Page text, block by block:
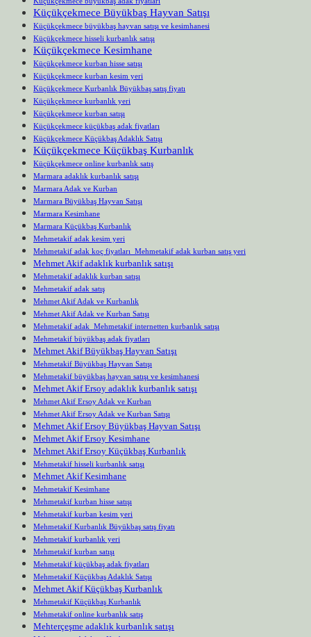
Küçükçekmece Büyükbaş Hayvan Satışı
Küçükçekmece büyükbaş hayvan satışı ve kesimhanesi
Küçükçekmece hisseli kurbanlık satışı
Küçükçekmece Kesimhane
Küçükçekmece kurban hisse satışı
Küçükçekmece kurban kesim yeri
Küçükçekmece Kurbanlık Büyükbaş satış fiyatı
Küçükçekmece kurbanlık yeri
Küçükçekmece kurban satışı
Küçükçekmece küçükbaş adak fiyatları
Küçükçekmece Küçükbaş Adaklık Satışı
Küçükçekmece Küçükbaş Kurbanlık
Küçükçekmece online kurbanlık satış
Marmara adaklık kurbanlık satışı
Marmara Adak ve Kurban
Marmara Büyükbaş Hayvan Satışı
Marmara Kesimhane
Marmara Küçükbaş Kurbanlık
Mehmetakif adak kesim yeri
Mehmetakif adak koç fiyatları Mehmetakif adak kurban satış yeri
Mehmet Akif adaklık kurbanlık satışı
Mehmetakif adaklık kurban satışı
Mehmetakif adak satış
Mehmet Akif Adak ve Kurbanlık
Mehmet Akif Adak ve Kurban Satışı
Mehmetakif adak Mehmetakif internetten kurbanlık satışı
Mehmetakif büyükbaş adak fiyatları
Mehmet Akif Büyükbaş Hayvan Satışı
Mehmetakif Büyükbaş Hayvan Satışı
Mehmetakif büyükbaş hayvan satışı ve kesimhanesi
Mehmet Akif Ersoy adaklık kurbanlık satışı
Mehmet Akif Ersoy Adak ve Kurban
Mehmet Akif Ersoy Adak ve Kurban Satışı
Mehmet Akif Ersoy Büyükbaş Hayvan Satışı
Mehmet Akif Ersoy Kesimhane
Mehmet Akif Ersoy Küçükbaş Kurbanlık
Mehmetakif hisseli kurbanlık satışı
Mehmet Akif Kesimhane
Mehmetakif Kesimhane
Mehmetakif kurban hisse satışı
Mehmetakif kurban kesim yeri
Mehmetakif Kurbanlık Büyükbaş satış fiyatı
Mehmetakif kurbanlık yeri
Mehmetakif kurban satışı
Mehmetakif küçükbaş adak fiyatları
Mehmetakif Küçükbaş Adaklık Satışı
Mehmet Akif Küçükbaş Kurbanlık
Mehmetakif Küçükbaş Kurbanlık
Mehmetakif online kurbanlık satış
Mehterçeşme adaklık kurbanlık satışı